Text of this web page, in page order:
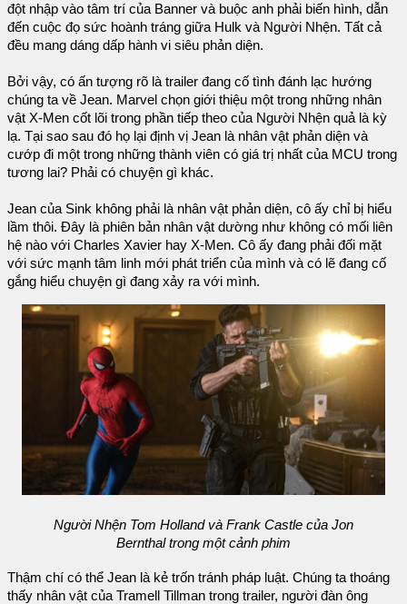
đột nhập vào tâm trí của Banner và buộc anh phải biến hình, dẫn
đến cuộc đọ sức hoành tráng giữa Hulk và Người Nhện. Tất cả
đều mang dáng dấp hành vi siêu phản diện.
Bởi vậy, có ấn tượng rõ là trailer đang cố tình đánh lạc hướng
chúng ta về Jean. Marvel chọn giới thiệu một trong những nhân
vật X-Men cốt lõi trong phần tiếp theo của Người Nhện quả là kỳ
lạ. Tại sao sau đó họ lại định vị Jean là nhân vật phản diện và
cướp đi một trong những thành viên có giá trị nhất của MCU trong
tương lai? Phải có chuyện gì khác.
Jean của Sink không phải là nhân vật phản diện, cô ấy chỉ bị hiểu
lầm thôi. Đây là phiên bản nhân vật dường như không có mối liên
hệ nào với Charles Xavier hay X-Men. Cô ấy đang phải đối mặt
với sức mạnh tâm linh mới phát triển của mình và có lẽ đang cố
gắng hiểu chuyện gì đang xảy ra với mình.
Người Nhện Tom Holland và Frank Castle của Jon
Bernthal trong một cảnh phim
Thậm chí có thể Jean là kẻ trốn tránh pháp luật. Chúng ta thoáng
thấy nhân vật của Tramell Tillman trong trailer, người đàn ông